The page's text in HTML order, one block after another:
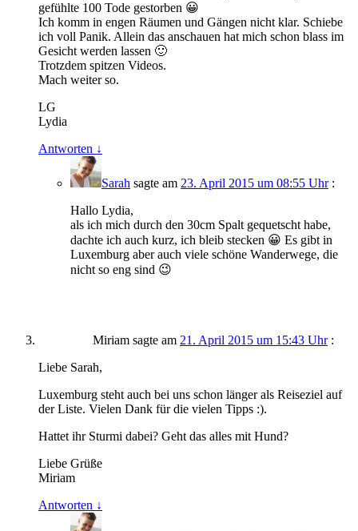
gefühlte 100 Tode gestorben 😀
Ich komm in engen Räumen und Gängen nicht klar. Schiebe
ich voll Panik. Allein das anschauen hat mich schon blass im
Gesicht werden lassen 🙂
Trotzdem spitzen Videos.
Mach weiter so.
LG
Lydia
Antworten ↓
Sarah sagte am 23. April 2015 um 08:55 Uhr :
Hallo Lydia,
als ich mich durch den 30cm Spalt gequetscht habe,
dachte ich auch kurz, ich bleib stecken 😀 Es gibt in
Luxemburg aber auch viele schöne Wanderwege, die
nicht so eng sind 😉
Miriam sagte am 21. April 2015 um 15:43 Uhr :
Liebe Sarah,
Luxemburg steht auch bei uns schon länger als Reiseziel auf
der Liste. Vielen Dank für die vielen Tipps :).
Hattet ihr Sturmi dabei? Geht das alles mit Hund?
Liebe Grüße
Miriam
Antworten ↓